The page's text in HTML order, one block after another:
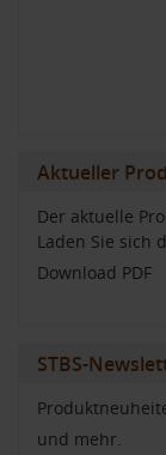
Aktueller
Der aktuelle
Laden Sie sich
Download PDF
STBS-
und mehr.